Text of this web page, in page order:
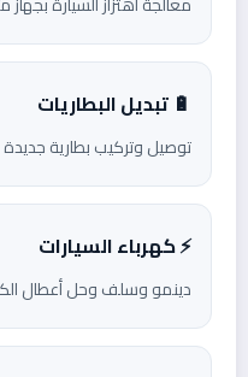
🔋 تبديل البطاريات
توصيل وتركيب بطارية
⚡ كهرباء السيارات
دينمو وسلف وحل أعطال